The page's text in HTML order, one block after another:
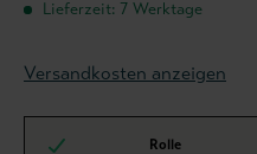
Lieferzeit: 7 Werktage
Versandkosten anzeigen
Rolle